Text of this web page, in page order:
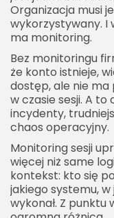
Organizacja musi
wykorzystywany. I
ma monitoring.
Bez monitoringu
że konto istnieje,
dostęp, ale nie ma
w czasie sesji. A
incydenty,
chaos operacyjny.
Monitoring sesji
więcej niż same
kontekst: kto się
jakiego systemu, w
wykonał. Z